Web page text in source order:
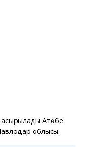
Ақтөбе
облысы.